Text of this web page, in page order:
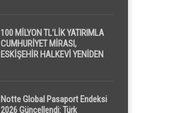
100 MİLYON TL’LİK YATIRIMLA
CUMHURİYET MİRASI,
ESKİŞEHİR HALKEVİ YENİDEN
Notte Global Pasaport Endeksi
2026 Güncellendi: Türk